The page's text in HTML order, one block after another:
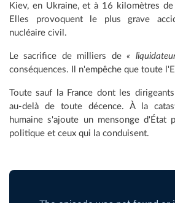
Kiev, en Ukraine, et à 16 kilomètres
Elles provoquent le plus grave
nucléaire civil.
Le sacrifice de milliers de«
conséquences. Il n'empêche que toute
Toute sauf la France dont les
au-delà de toute décence. À la
humaine s'ajoute un mensonge d'État
politique et ceux qui la conduisent.